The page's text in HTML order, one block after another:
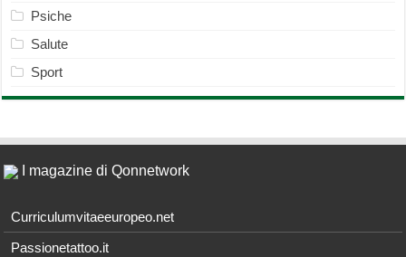
Psiche
Salute
Sport
I magazine di Qonnetwork
Curriculumvitaeeuropeo.net
Passionetattoo.it